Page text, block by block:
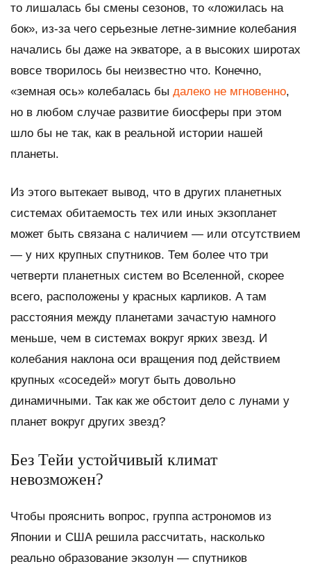
то лишалась бы смены сезонов, то «ложилась на
бок», из-за чего серьезные летне-зимние колебания
начались бы даже на экваторе, а в высоких широтах
вовсе творилось бы неизвестно что. Конечно,
«земная ось» колебалась бы далеко не мгновенно,
но в любом случае развитие биосферы при этом
шло бы не так, как в реальной истории нашей
планеты.
Из этого вытекает вывод, что в других планетных
системах обитаемость тех или иных экзопланет
может быть связана с наличием — или отсутствием
— у них крупных спутников. Тем более что три
четверти планетных систем во Вселенной, скорее
всего, расположены у красных карликов. А там
расстояния между планетами зачастую намного
меньше, чем в системах вокруг ярких звезд. И
колебания наклона оси вращения под действием
крупных «соседей» могут быть довольно
динамичными. Так как же обстоит дело с лунами у
планет вокруг других звезд?
Без Тейи устойчивый климат
невозможен?
Чтобы прояснить вопрос, группа астрономов из
Японии и США решила рассчитать, насколько
реально образование экзолун — спутников